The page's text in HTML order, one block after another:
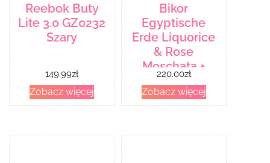
Reebok Buty
Lite 3.0 GZ0232
Szary
149.99zł
Zobacz więcej
Bikor
Egyptische
Erde Liquorice
& Rose
Moschata +
Bikor Brush
Ziemia Egipska
z wyciągiem z
Złoty pędzel
220.00zł
Zobacz więcej